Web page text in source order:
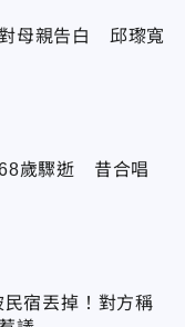
母親告白 邱瓈寬
68歲驟逝 昔合唱
宿丟掉！對方稱